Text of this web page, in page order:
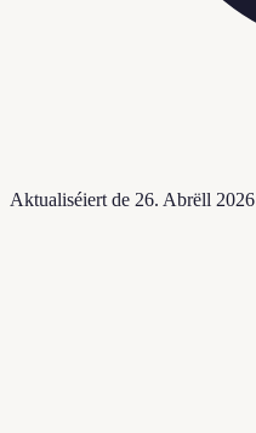
Aktualiséiert de 26. Abrëll 2026